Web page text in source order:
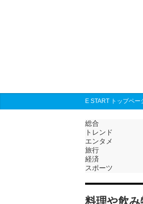
E START トップペー
総合
トレンド
エンタメ
旅行
経済
スポーツ
料理や飲